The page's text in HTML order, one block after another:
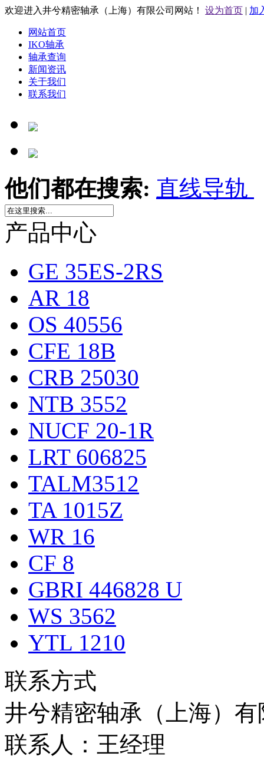
欢迎进入井兮精密轴承（上海）有限公司网站！ 设为首页 | 加
网站首页
IKO轴承
轴承查询
新闻资讯
关于我们
联系我们
他们都在搜索: 直线导轨
产品中心
GE 35ES-2RS
AR 18
OS 40556
CFE 18B
CRB 25030
NTB 3552
NUCF 20-1R
LRT 606825
TALM3512
TA 1015Z
WR 16
CF 8
GBRI 446828 U
WS 3562
YTL 1210
联系方式
井兮精密轴承（上海）有
联系人：王经理